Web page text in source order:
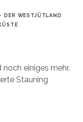
DER WESTJÜTLAND
einiges mehr.
Stauning